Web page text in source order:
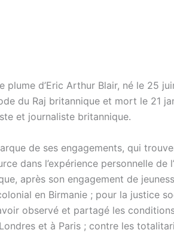
plume d’Eric Arthur Blair, né le 25
du Raj britannique et mort le 21
et journaliste britannique.
de ses engagements, qui
dans l’expérience personnelle de
après son engagement de
en Birmanie ; pour la justice
observé et partagé les
et à Paris ; contre les